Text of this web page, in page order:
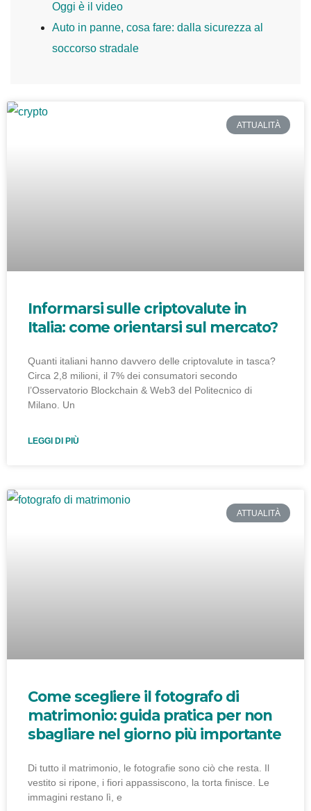
Oggi è il video
Auto in panne, cosa fare: dalla sicurezza al
soccorso stradale
ATTUALITÀ
Informarsi sulle criptovalute in
Italia: come orientarsi sul mercato?
Quanti italiani hanno davvero delle criptovalute in tasca?
Circa 2,8 milioni, il 7% dei consumatori secondo
l’Osservatorio Blockchain & Web3 del Politecnico di
Milano. Un
LEGGI DI PIÙ
ATTUALITÀ
Come scegliere il fotografo di
matrimonio: guida pratica per non
sbagliare nel giorno più importante
Di tutto il matrimonio, le fotografie sono ciò che resta. Il
vestito si ripone, i fiori appassiscono, la torta finisce. Le
immagini restano lì, e